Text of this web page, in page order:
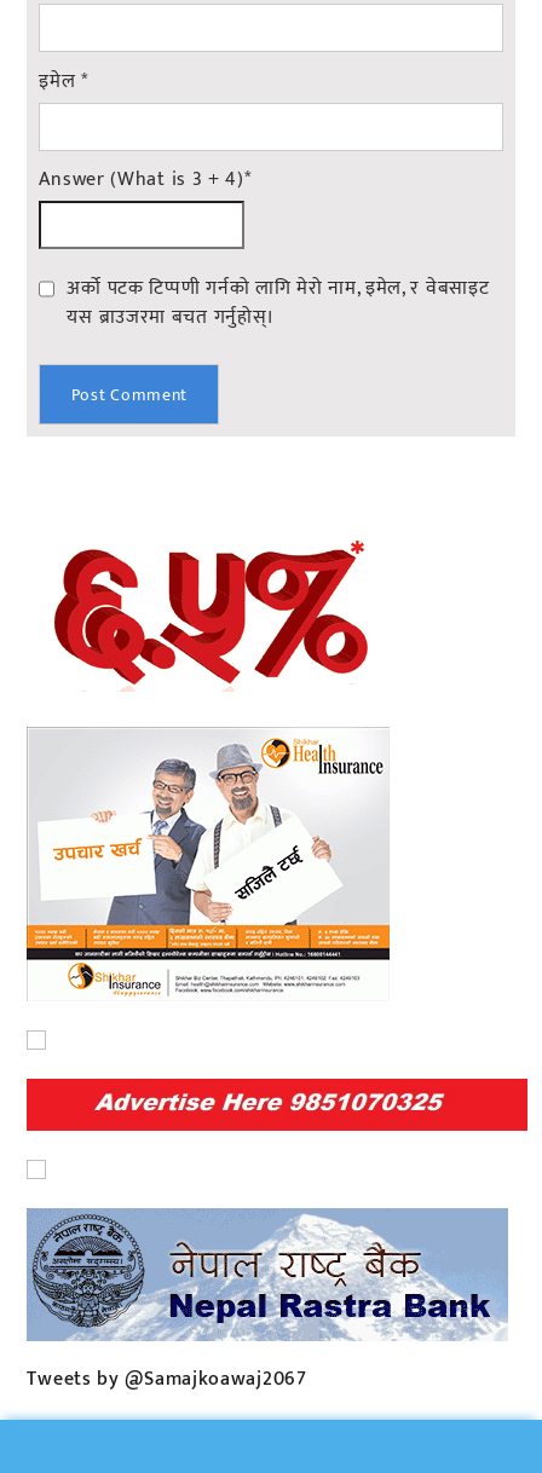
इमेल*
Answer (What is 3 + 4)*
अर्को पटक टिप्पणी गर्नको लागि मेरो नाम, इमेल, र वेबसाइट
यस ब्राउजरमा बचत गर्नुहोस्।
Tweets by @Samajkoawaj2067